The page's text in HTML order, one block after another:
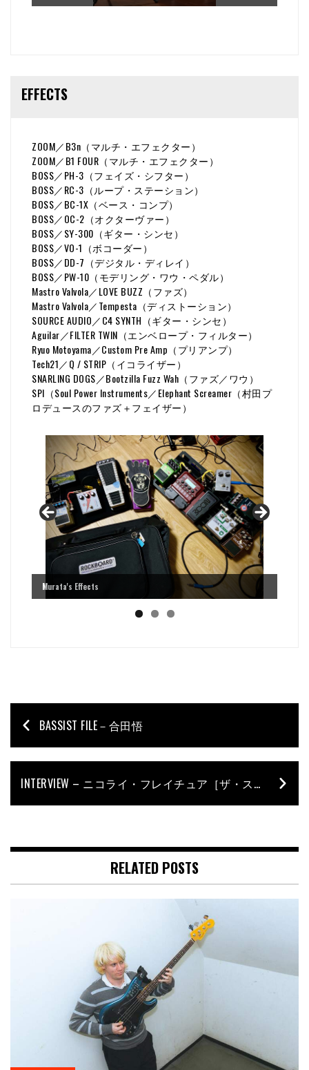
EFFECTS
ZOOM／B3n（マルチ・エフェクター）
ZOOM／B1 FOUR（マルチ・エフェクター）
BOSS／PH-3（フェイズ・シフター）
BOSS／RC-3（ループ・ステーション）
BOSS／BC-1X（ベース・コンプ）
BOSS／OC-2（オクターヴァー）
BOSS／SY-300（ギター・シンセ）
BOSS／VO-1（ボコーダー）
BOSS／DD-7（デジタル・ディレイ）
BOSS／PW-10（モデリング・ワウ・ペダル）
Mastro Valvola／LOVE BUZZ（ファズ）
Mastro Valvola／Tempesta（ディストーション）
SOURCE AUDIO／C4 SYNTH（ギター・シンセ）
Aguilar／FILTER TWIN（エンベロープ・フィルター）
Ryuo Motoyama／Custom Pre Amp（プリアンプ）
Tech21／Q / STRIP（イコライザー）
SNARLING DOGS／Bootzilla Fuzz Wah（ファズ／ワウ）
SPI（Soul Power Instruments／Elephant Screamer（村田プ
ロデュースのファズ＋フェイザー）
Murata's Effects
BASSIST FILE－合田悟
INTERVIEW – ニコライ・フレイチュア［ザ・ストロークス］
RELATED POSTS